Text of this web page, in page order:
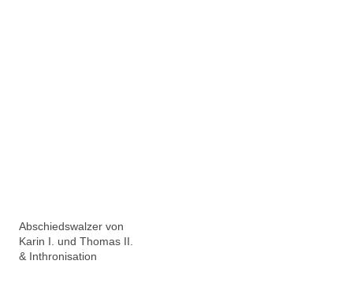
Abschiedswalzer von
Karin I. und Thomas II.
& Inthronisation